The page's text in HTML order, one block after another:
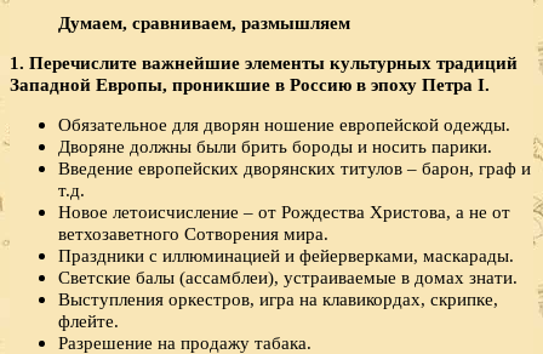
Думаем, сравниваем, размышляем
1. Перечислите важнейшие элементы культурных традиций
Западной Европы, проникшие в Россию в эпоху Петра I.
Обязательное для дворян ношение европейской одежды.
Дворяне должны были брить бороды и носить парики.
Введение европейских дворянских титулов – барон, граф и
т.д.
Новое летоисчисление – от Рождества Христова, а не от
ветхозаветного Сотворения мира.
Праздники с иллюминацией и фейерверками, маскарады.
Светские балы (ассамблеи), устраиваемые в домах знати.
Выступления оркестров, игра на клавикордах, скрипке,
флейте.
Разрешение на продажу табака.